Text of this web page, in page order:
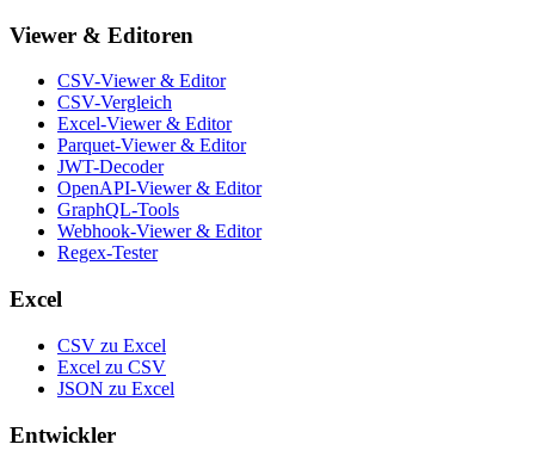
Viewer & Editoren
CSV-Viewer & Editor
CSV-Vergleich
Excel-Viewer & Editor
Parquet-Viewer & Editor
JWT-Decoder
OpenAPI-Viewer & Editor
GraphQL-Tools
Webhook-Viewer & Editor
Regex-Tester
Excel
CSV zu Excel
Excel zu CSV
JSON zu Excel
Entwickler